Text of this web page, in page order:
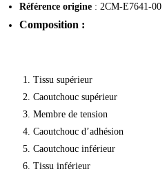
Référence origine : 2CM-E7641-00
Composition :
Tissu supérieur
Caoutchouc supérieur
Membre de tension
Caoutchouc d’adhésion
Caoutchouc inférieur
Tissu inférieur